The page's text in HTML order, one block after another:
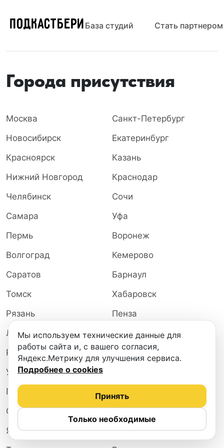
ПОДКАСТБЕРИ База студий Стать партнером
Города присутствия
Москва
Санкт-Петербург
Новосибирск
Екатеринбург
Красноярск
Казань
Нижний Новгород
Краснодар
Челябинск
Сочи
Самара
Уфа
Пермь
Воронеж
Волгоград
Кемерово
Саратов
Барнаул
Томск
Хабаровск
Рязань
Пенза
Липецк
Калининград
Ростов-на-Дону
Ижевск
Ульяновск
Геленджик
Саранск
Иркутск
Ярославль
Астрахань
Мы используем технические данные для
работы сайта и, с вашего согласия,
Яндекс.Метрику для улучшения сервиса.
Подробнее о cookies
Только необходимые
Принять